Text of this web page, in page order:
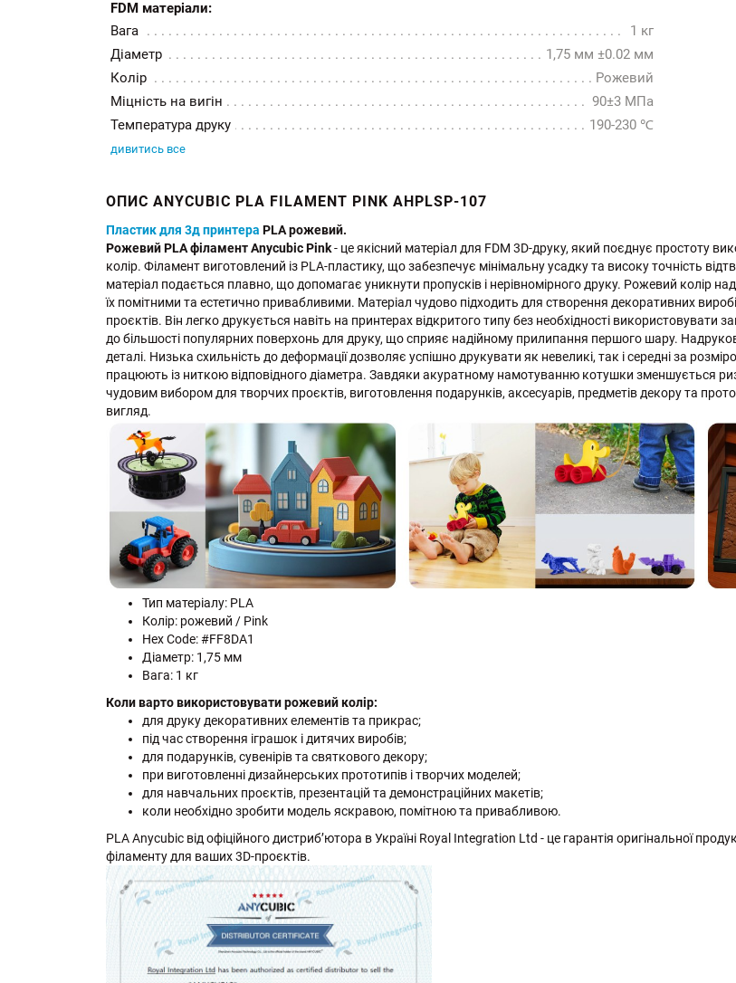
FDM матеріали:
Вага
1 кг
Діаметр
1,75 мм ±0.02 мм
Колір
Рожевий
Міцність на вигін
90±3 МПа
Температура друку
190-230 ℃
дивитись все
ОПИС ANYCUBIC PLA FILAMENT PINK AHPLSP-107
Пластик для 3д принтера PLA рожевий.
Рожевий PLA філамент Anycubic Pink- це якісний матеріал для FDM 3D-друку, який поєднує простоту
колір. Філамент виготовлений із PLA-пластику, що забезпечує мінімальну усадку та високу точність
матеріал подається плавно, що допомагає уникнути пропусків і нерівномірного друку. Рожевий колір
їх помітними та естетично привабливими. Матеріал чудово підходить для створення декоративних
проєктів. Він легко друкується навіть на принтерах відкритого типу без необхідності використовувати
до більшості популярних поверхонь для друку, що сприяє надійному прилипання першого шару.
деталі. Низька схильність до деформації дозволяє успішно друкувати як невеликі, так і середні за
працюють із ниткою відповідного діаметра. Завдяки акуратному намотуванню котушки зменшується
чудовим вибором для творчих проєктів, виготовлення подарунків, аксесуарів, предметів декору та
вигляд.
Тип матеріалу: PLA
Колір: рожевий / Pink
Hex Code: #FF8DA1
Діаметр: 1,75 мм
Вага: 1 кг
Коли варто використовувати рожевий колір:
для друку декоративних елементів та прикрас;
під час створення іграшок і дитячих виробів;
для подарунків, сувенірів та святкового декору;
при виготовленні дизайнерських прототипів і творчих моделей;
для навчальних проєктів, презентацій та демонстраційних макетів;
коли необхідно зробити модель яскравою, помітною та привабливою.
PLA Anycubic від офіційного дистриб’ютора в Україні Royal Integration Ltd - це гарантія оригінальної
філаменту для ваших 3D-проєктів.